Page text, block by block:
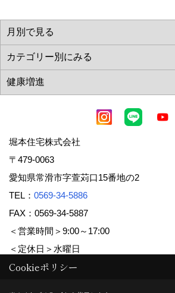
堀本住宅株式会社
〒479-0063
愛知県常滑市字萱苅口15番地の2
TEL： 0569-34-5886
FAX：0569-34-5887
＜営業時間＞9:00～17:00
＜定休日＞水曜日
Cookieポリシー